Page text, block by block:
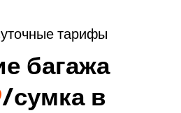
тарифы
багажа
/сумка в